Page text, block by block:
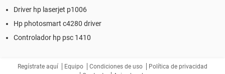
Driver hp laserjet p1006
Hp photosmart c4280 driver
Controlador hp psc 1410
Regístrate aquí Equipo Condiciones de uso
Política de privacidad